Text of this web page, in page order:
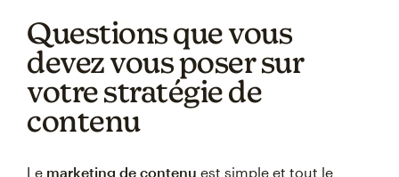
Questions que vous
devez vous poser sur
votre stratégie de
contenu
Le marketing de contenu est simple et tout le